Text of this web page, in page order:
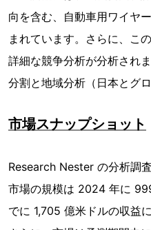
向を含む、自動車用ワイヤ
まれています。さらに、こ
詳細な競争分析が分析され
分割と地域分析（日本とグ
市場スナップショット
Research Nester の分析調
市場の規模は 2024 年に
でに 1,705 億米ドルの収益